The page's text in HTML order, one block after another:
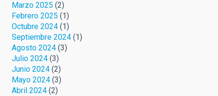
Marzo 2025 (2)
Febrero 2025 (1)
Octubre 2024 (1)
Septiembre 2024 (1)
Agosto 2024 (3)
Julio 2024 (3)
Junio 2024 (2)
Mayo 2024 (3)
Abril 2024 (2)